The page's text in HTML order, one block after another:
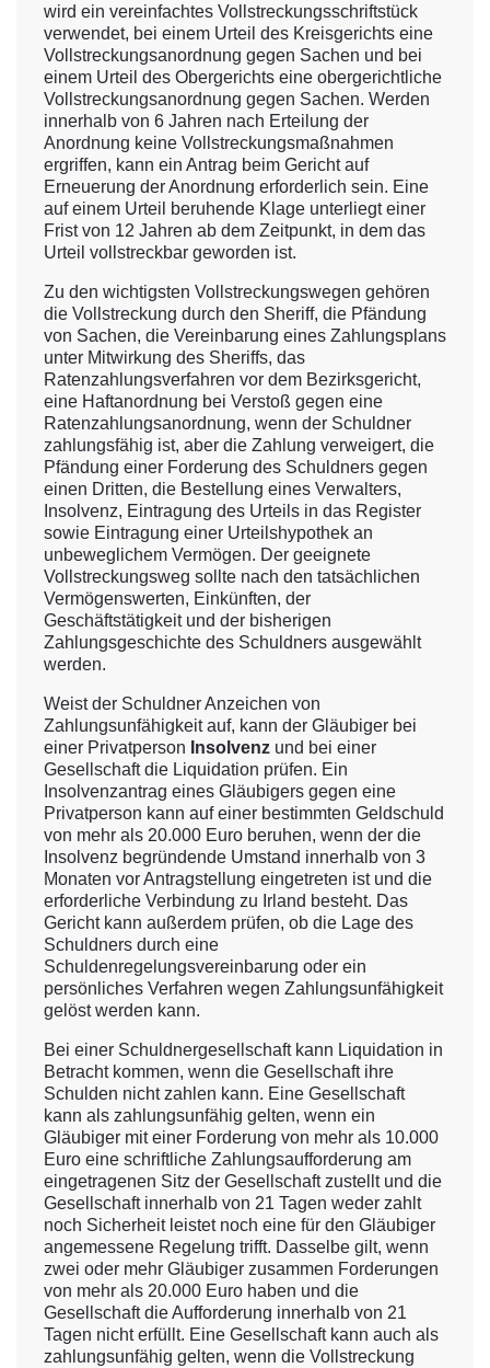
wird ein vereinfachtes Vollstreckungsschriftstück
verwendet, bei einem Urteil des Kreisgerichts eine
Vollstreckungsanordnung gegen Sachen und bei
einem Urteil des Obergerichts eine obergerichtliche
Vollstreckungsanordnung gegen Sachen. Werden
innerhalb von 6 Jahren nach Erteilung der
Anordnung keine Vollstreckungsmaßnahmen
ergriffen, kann ein Antrag beim Gericht auf
Erneuerung der Anordnung erforderlich sein. Eine
auf einem Urteil beruhende Klage unterliegt einer
Frist von 12 Jahren ab dem Zeitpunkt, in dem das
Urteil vollstreckbar geworden ist.
Zu den wichtigsten Vollstreckungswegen gehören
die Vollstreckung durch den Sheriff, die Pfändung
von Sachen, die Vereinbarung eines Zahlungsplans
unter Mitwirkung des Sheriffs, das
Ratenzahlungsverfahren vor dem Bezirksgericht,
eine Haftanordnung bei Verstoß gegen eine
Ratenzahlungsanordnung, wenn der Schuldner
zahlungsfähig ist, aber die Zahlung verweigert, die
Pfändung einer Forderung des Schuldners gegen
einen Dritten, die Bestellung eines Verwalters,
Insolvenz, Eintragung des Urteils in das Register
sowie Eintragung einer Urteilshypothek an
unbeweglichem Vermögen. Der geeignete
Vollstreckungsweg sollte nach den tatsächlichen
Vermögenswerten, Einkünften, der
Geschäftstätigkeit und der bisherigen
Zahlungsgeschichte des Schuldners ausgewählt
werden.
Weist der Schuldner Anzeichen von
Zahlungsunfähigkeit auf, kann der Gläubiger bei
einer Privatperson Insolvenz und bei einer
Gesellschaft die Liquidation prüfen. Ein
Insolvenzantrag eines Gläubigers gegen eine
Privatperson kann auf einer bestimmten Geldschuld
von mehr als 20.000 Euro beruhen, wenn der die
Insolvenz begründende Umstand innerhalb von 3
Monaten vor Antragstellung eingetreten ist und die
erforderliche Verbindung zu Irland besteht. Das
Gericht kann außerdem prüfen, ob die Lage des
Schuldners durch eine
Schuldenregelungsvereinbarung oder ein
persönliches Verfahren wegen Zahlungsunfähigkeit
gelöst werden kann.
Bei einer Schuldnergesellschaft kann Liquidation in
Betracht kommen, wenn die Gesellschaft ihre
Schulden nicht zahlen kann. Eine Gesellschaft
kann als zahlungsunfähig gelten, wenn ein
Gläubiger mit einer Forderung von mehr als 10.000
Euro eine schriftliche Zahlungsaufforderung am
eingetragenen Sitz der Gesellschaft zustellt und die
Gesellschaft innerhalb von 21 Tagen weder zahlt
noch Sicherheit leistet noch eine für den Gläubiger
angemessene Regelung trifft. Dasselbe gilt, wenn
zwei oder mehr Gläubiger zusammen Forderungen
von mehr als 20.000 Euro haben und die
Gesellschaft die Aufforderung innerhalb von 21
Tagen nicht erfüllt. Eine Gesellschaft kann auch als
zahlungsunfähig gelten, wenn die Vollstreckung